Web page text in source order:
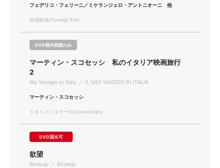
フェデリコ・フェリーニ／ミケランジェロ・アントニオーニ 他
外国映画/Foreign Film
DVD館内視聴のみ
マーティン・スコセッシ 私のイタリア映画旅行
2
My Voyage to Italy ／ IL MIO VIAGGIO IN ITALIA
マーティン・スコセッシ
ドキュメンタリー/Documentary
DVD貸出可
欲望
Blowup ／ Blowup